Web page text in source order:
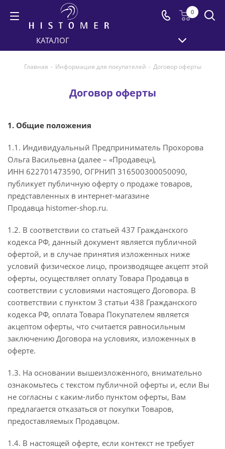
0
КАТАЛОГ
Главная - Информация для покупателей - Договор оферты
Договор оферты
1. Общие положения
1.1. Индивидуальный Предприниматель Прохорова
Ольга Васильевна (далее – «Продавец»),
ИНН 622701473590, ОГРНИП 316500300050090,
публикует публичную оферту о продаже товаров,
представленных в интернет-магазине
Продавца histomer-shop.ru.
1.2. В соответствии со статьей 437 Гражданского
кодекса РФ, данный документ является публичной
офертой, и в случае принятия изложенных ниже
условий физическое лицо, производящее акцепт этой
оферты, осуществляет оплату Товара Продавца в
соответствии с условиями настоящего Договора. В
соответствии с пунктом 3 статьи 438 Гражданского
кодекса РФ, оплата Товара Покупателем является
акцептом оферты, что считается равносильным
заключению Договора на условиях, изложенных в
оферте.
1.3. На основании вышеизложенного, внимательно
ознакомьтесь с текстом публичной оферты и, если Вы
не согласны с каким-либо пунктом оферты, Вам
предлагается отказаться от покупки Товаров,
предоставляемых Продавцом.
1.4. В настоящей оферте, если контекст не требует